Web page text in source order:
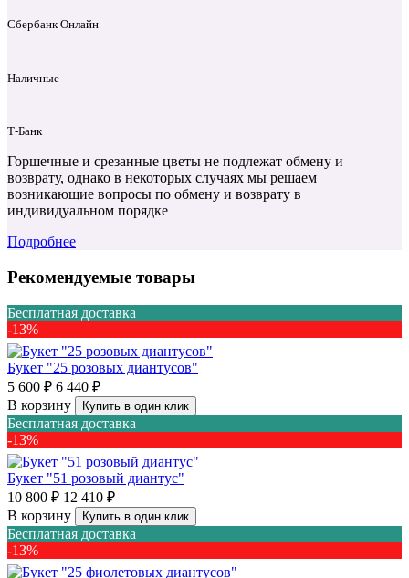
Сбербанк Онлайн
Наличные
Т‑Банк
Горшечные и срезанные цветы не подлежат обмену и
возврату, однако в некоторых случаях мы решаем
возникающие вопросы по обмену и возврату в
индивидуальном порядке
Подробнее
Рекомендуемые товары
Бесплатная доставка
-13%
Букет "25 розовых диантусов"
5 600 ₽ 6 440 ₽
В корзину
Купить в один клик
Бесплатная доставка
-13%
Букет "51 розовый диантус"
10 800 ₽ 12 410 ₽
В корзину
Купить в один клик
Бесплатная доставка
-13%